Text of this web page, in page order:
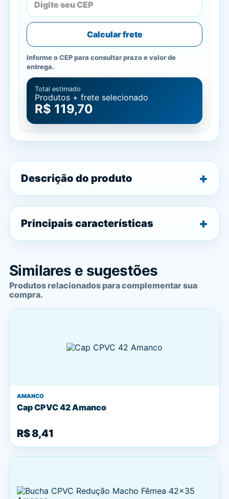
Calcular frete
Informe o CEP para consultar prazo e valor de
entrega.
Total estimado
Produtos + frete selecionado
R$ 119,70
Descrição do produto
Principais características
Similares e sugestões
Produtos relacionados para complementar sua
compra.
AMANCO
Cap CPVC 42 Amanco
R$ 8,41